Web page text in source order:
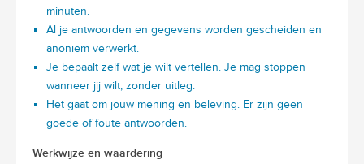
minuten.
Al je antwoorden en gegevens worden gescheiden en
anoniem verwerkt.
Je bepaalt zelf wat je wilt vertellen. Je mag stoppen
wanneer jij wilt, zonder uitleg.
Het gaat om jouw mening en beleving. Er zijn geen
goede of foute antwoorden.
Werkwijze en waardering